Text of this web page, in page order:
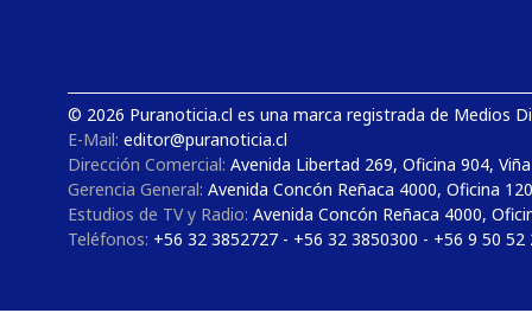
© 2026 Puranoticia.cl es una marca registrada de Medios
E-Mail: editor@puranoticia.cl
Dirección Comercial: Avenida Libertad 269, Oficina 904,
Gerencia General: Avenida Concón Reñaca 4000, Oficina
Estudios de TV y Radio: Avenida Concón Reñaca 4000,
Teléfonos: +56 32 3852727 - +56 32 3850300 - +56 9 50 52